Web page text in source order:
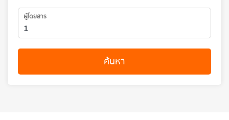
ผู้โดยสาร
ค้นหา